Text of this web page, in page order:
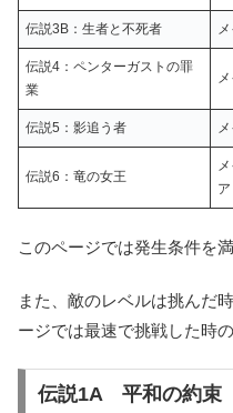
伝説3B：生者と不死者
伝説4：ペンターガストの罪
業
伝説5：影追う者
伝説6：竜の女王
ア
このページでは発生条件を
また、敵のレベルは挑んだ
ージでは最速で挑戦した時
伝説1A 平和の約束